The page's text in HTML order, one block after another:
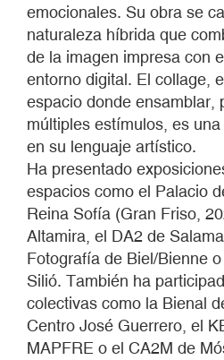
emocionales. Su obra se
naturaleza híbrida que
de la imagen impresa con
entorno digital. El collage,
espacio donde ensamblar,
múltiples estímulos, es
en su lenguaje artístico.
Ha presentado
espacios como el Palacio
Reina Sofía (Gran Friso,
Altamira, el DA2 de
Fotografía de Biel/Bienne
Silió. También ha
colectivas como la Bienal
Centro José Guerrero, el
MAPFRE o el CA2M de